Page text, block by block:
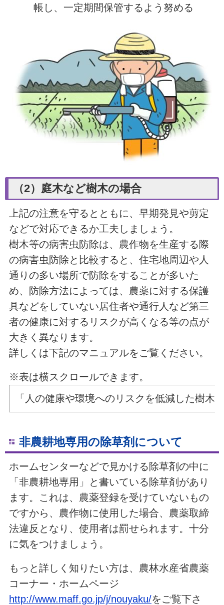
帳し、一定期間保管するよう努める
（2）庭木など樹木の場合
上記の注意を守るとともに、 早期発見や剪定
などで対応できるか工夫しましょう 。
樹木等の病害虫防除は、農作物を生産する際
の病害虫防除と比較すると、住宅地周辺や人
通りの多い場所で防除をすることが多いた
め、防除方法によっては、農薬に対する保護
具などをしていない居住者や通行人など第三
者の健康に対するリスクが高くなる等の点が
大きく異なります。
詳しくは下記のマニュアルをご覧ください。
※表は横スクロールできます。
「人の健康や環境へのリスクを低減した樹
非農耕地専用の除草剤について
ホームセンターなどで見かける除草剤の中に
「非農耕地専用」と書いている除草剤があり
ます。これは、農薬登録を受けていないもの
ですから、農作物に使用した場合、農薬取締
法違反となり、使用者は罰せられます。十分
に気をつけましょう。
もっと詳しく知りたい方は、農林水産省農薬
コーナー・ホームページ
http://www.maff.go.jp/j/nouyaku/をご覧下さ